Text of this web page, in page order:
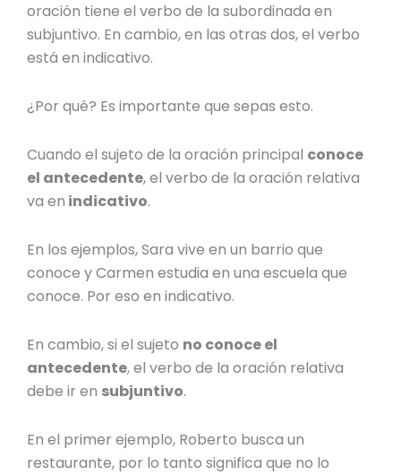
oración tiene el verbo de la subordinada en
subjuntivo. En cambio, en las otras dos, el verbo
está en indicativo.
¿Por qué? Es importante que sepas esto.
Cuando el sujeto de la oración principal conoce
el antecedente, el verbo de la oración relativa
va en indicativo.
En los ejemplos, Sara vive en un barrio que
conoce y Carmen estudia en una escuela que
conoce. Por eso en indicativo.
En cambio, si el sujeto no conoce el
antecedente, el verbo de la oración relativa
debe ir en subjuntivo.
En el primer ejemplo, Roberto busca un
restaurante, por lo tanto significa que no lo